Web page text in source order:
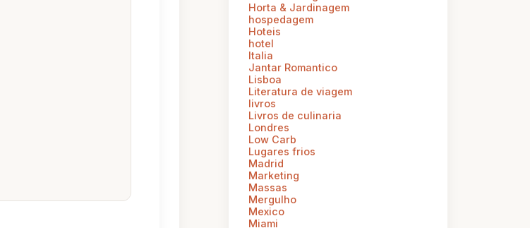
Horta & Jardinagem
hospedagem
Hoteis
hotel
Italia
Jantar Romantico
Lisboa
Literatura de viagem
livros
Livros de culinaria
Londres
Low Carb
Lugares frios
Madrid
Marketing
Massas
Mergulho
Mexico
Miami